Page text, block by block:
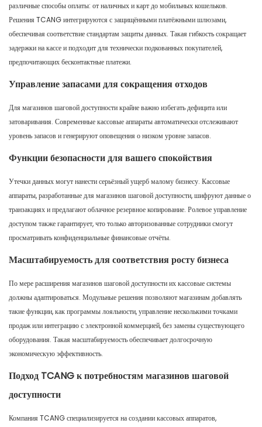
различные способы оплаты: от наличных и карт до мобильных кошельков.
Решения TCANG интегрируются с защищёнными платёжными шлюзами,
обеспечивая соответствие стандартам защиты данных. Такая гибкость сокращает
задержки на кассе и подходит для технически подкованных покупателей,
предпочитающих бесконтактные платежи.
Управление запасами для сокращения отходов
Для магазинов шаговой доступности крайне важно избегать дефицита или
затоваривания. Современные кассовые аппараты автоматически отслеживают
уровень запасов и генерируют оповещения о низком уровне запасов.
Функции безопасности для вашего спокойствия
Утечки данных могут нанести серьёзный ущерб малому бизнесу. Кассовые
аппараты, разработанные для магазинов шаговой доступности, шифруют данные о
транзакциях и предлагают облачное резервное копирование. Ролевое управление
доступом также гарантирует, что только авторизованные сотрудники смогут
просматривать конфиденциальные финансовые отчёты.
Масштабируемость для соответствия росту бизнеса
По мере расширения магазинов шаговой доступности их кассовые системы
должны адаптироваться. Модульные решения позволяют магазинам добавлять
такие функции, как программы лояльности, управление несколькими точками
продаж или интеграцию с электронной коммерцией, без замены существующего
оборудования. Такая масштабируемость обеспечивает долгосрочную
экономическую эффективность.
Подход TCANG к потребностям магазинов шаговой
доступности
Компания TCANG специализируется на создании кассовых аппаратов,